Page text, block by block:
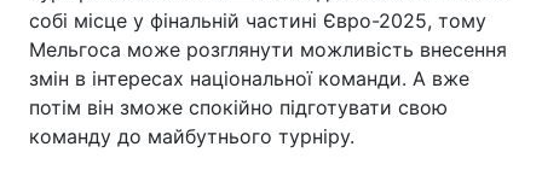
собі місце у фінальній частині Євро-2025, тому
Мельгоса може розглянути можливість внесення
змін в інтересах національної команди. А вже
потім він зможе спокійно підготувати свою
команду до майбутнього турніру.